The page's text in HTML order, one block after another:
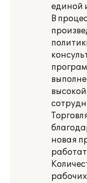
единой
В
новая
рабочих